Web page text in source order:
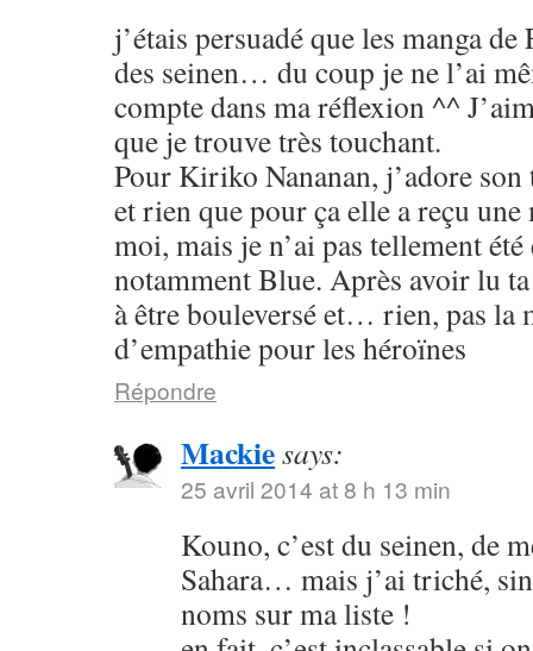
j’étais persuadé que les manga
des seinen… du coup je ne l’ai
compte dans ma réflexion ^^
que je trouve très touchant.
Pour Kiriko Nananan, j’adore
et rien que pour ça elle a reçu
moi, mais je n’ai pas tellement
notamment Blue. Après avoir lu
à être bouleversé et… rien, pas la
d’empathie pour les héroïnes
Répondre
Mackiesays:
25 avril 2014 at 8 h 13 min
Kouno, c’est du seinen, de
Sahara… mais j’ai triché,
noms sur ma liste !